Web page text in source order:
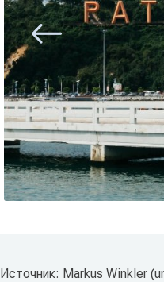
Источник: Markus Winkler